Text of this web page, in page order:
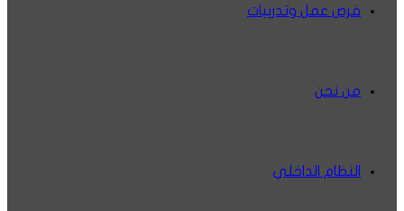
فرص عمل وتدريبات
من نحن
النظام الداخلي